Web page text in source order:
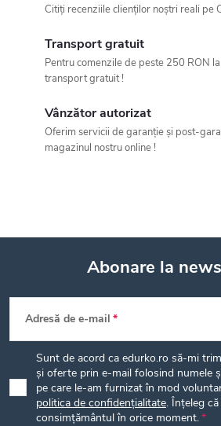
s
ă
r
l
Citiți recenziile clienților noștri reali pe
Transport gratuit
Pentru comenzile de peste 250 RON
transport gratuit !
Vânzător autorizat
Oferim servicii de garanție și post-
magazinul nostru online !
S
u
b
Abonare la
Adresă de e-mail
Sunt de acord ca edurko.ro să-mi
și oferte prin e-mail folosind numele
pe care le-am furnizat în mod
politica de confidențialitate. Înțeleg
consimțământul în orice moment.